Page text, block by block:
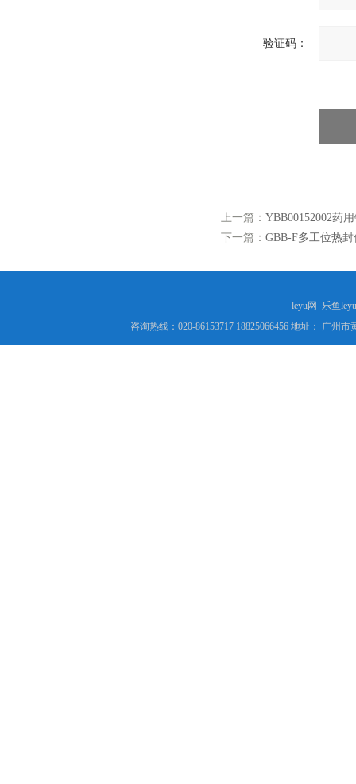
验证码：
上一篇： YBB00152002药
下一篇： GBB-F多工位热封
leyu网_乐鱼
咨询热线：020-86153717 18825066456 地址： 广州